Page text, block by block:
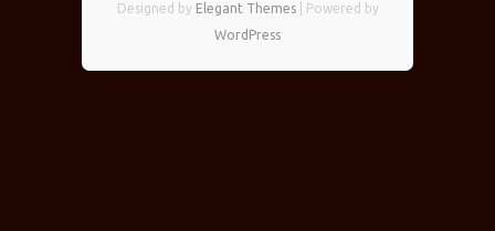
Designed by Elegant Themes| Powered by
WordPress